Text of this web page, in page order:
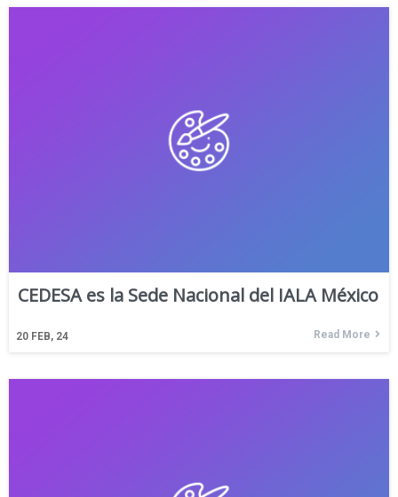
CEDESA es la Sede Nacional del IALA México
20 FEB, 24 Read More